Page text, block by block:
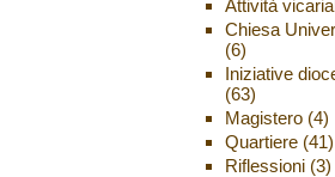
Attività
Chiesa
(6)
Iniziative
(63)
Magistero(4)
Quartiere(41)
Riflessioni(3)